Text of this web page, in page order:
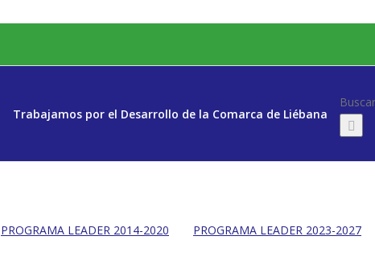
Trabajamos por el Desarrollo de la Comarca de Liébana
PROGRAMA LEADER 2014-2020 PROGRAMA LEADER 2023-2027